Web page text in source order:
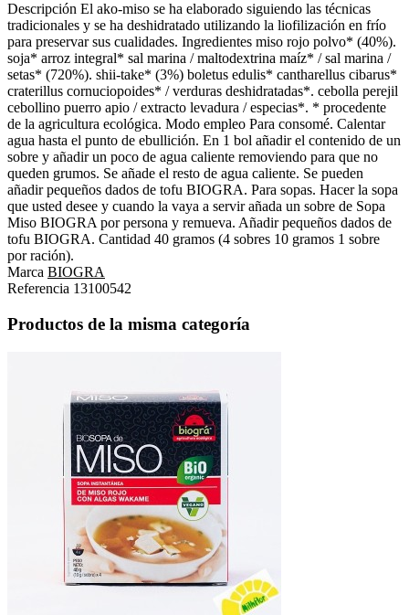
Descripción El ako-miso se ha elaborado siguiendo las técnicas
tradicionales y se ha deshidratado utilizando la liofilización en frío
para preservar sus cualidades. Ingredientes miso rojo polvo* (40%).
soja* arroz integral* sal marina / maltodextrina maíz* / sal marina /
setas* (720%). shii-take* (3%) boletus edulis* cantharellus cibarus*
craterillus cornuciopoides* / verduras deshidratadas*. cebolla perejil
cebollino puerro apio / extracto levadura / especias*. * procedente
de la agricultura ecológica. Modo empleo Para consomé. Calentar
agua hasta el punto de ebullición. En 1 bol añadir el contenido de un
sobre y añadir un poco de agua caliente removiendo para que no
queden grumos. Se añade el resto de agua caliente. Se pueden
añadir pequeños dados de tofu BIOGRA. Para sopas. Hacer la sopa
que usted desee y cuando la vaya a servir añada un sobre de Sopa
Miso BIOGRA por persona y remueva. Añadir pequeños dados de
tofu BIOGRA. Cantidad 40 gramos (4 sobres 10 gramos 1 sobre
por ración).
Marca BIOGRA
Referencia 13100542
Productos de la misma categoría